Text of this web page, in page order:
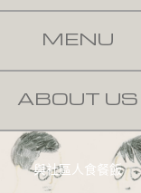
MENU
ABOUT US
與社區人食餐飯
與社區人食餐飯